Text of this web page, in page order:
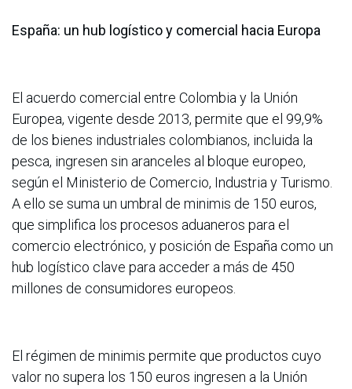
España: un hub logístico y comercial hacia Europa
El acuerdo comercial entre Colombia y la Unión
Europea, vigente desde 2013, permite que el 99,9%
de los bienes industriales colombianos, incluida la
pesca, ingresen sin aranceles al bloque europeo,
según el Ministerio de Comercio, Industria y Turismo.
A ello se suma un umbral de minimis de 150 euros,
que simplifica los procesos aduaneros para el
comercio electrónico, y posición de España como un
hub logístico clave para acceder a más de 450
millones de consumidores europeos.
El régimen de minimis permite que productos cuyo
valor no supera los 150 euros ingresen a la Unión